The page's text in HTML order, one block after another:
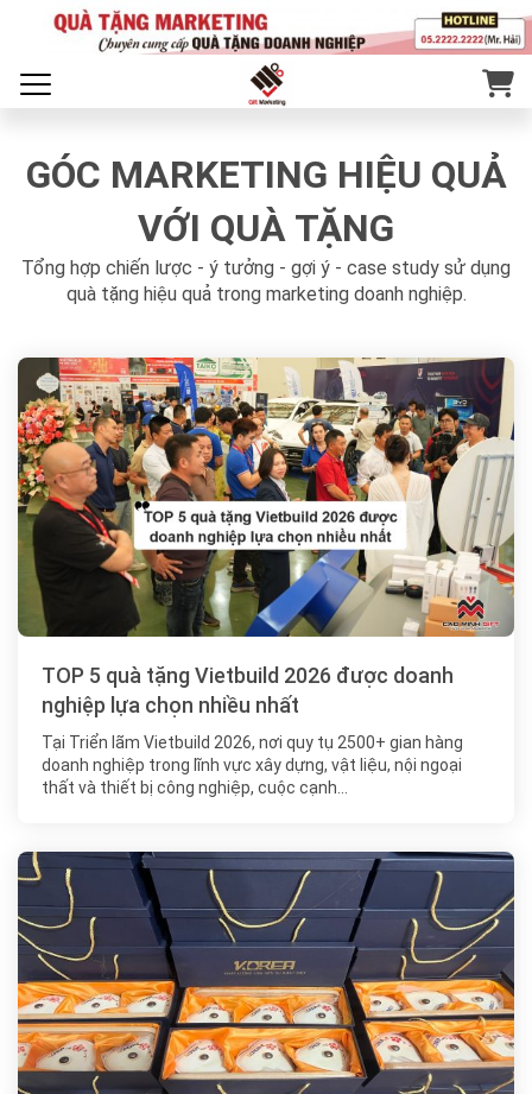
GÓC MARKETING HIỆU QUẢ
VỚI QUÀ TẶNG
Tổng hợp chiến lược - ý tưởng - gợi ý - case study sử dụng
quà tặng hiệu quả trong marketing doanh nghiệp.
TOP 5 quà tặng Vietbuild 2026 được doanh
nghiệp lựa chọn nhiều nhất
Tại Triển lãm Vietbuild 2026, nơi quy tụ 2500+ gian hàng
doanh nghiệp trong lĩnh vực xây dựng, vật liệu, nội ngoại
thất và thiết bị công nghiệp, cuộc cạnh…